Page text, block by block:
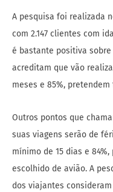
A pesquisa foi realizada
com 2.147 clientes com
é bastante positiva
acreditam que vão
meses e 85%,
Outros pontos que
suas viagens serão de
mínimo de 15 dias e
escolhido de avião. A
dos viajantes